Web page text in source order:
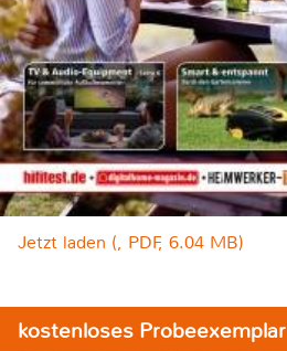
Jetzt laden (, PDF, 6.04 MB)
kostenloses Probeexemplar